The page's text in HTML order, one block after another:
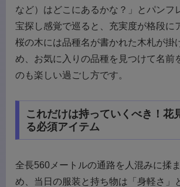
など）はどこにあるかな？」とパンフ
宝探し感覚で巡ると、充実度が格段に
桜の木には品種名が書かれた木札が掛
め、お気に入りの品種を見つけて名前
のも楽しい過ごし方です。
これだけは持っていくべき！花
る必須アイテム
全長560メートルの通路を人混みに揉
め、当日の服装と持ち物は「身軽さ」